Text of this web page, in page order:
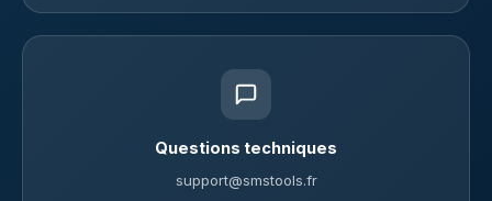
Questions techniques
support@smstools.fr